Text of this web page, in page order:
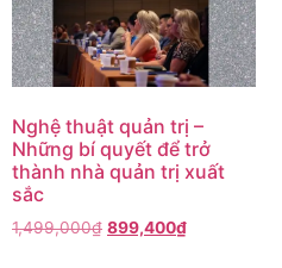
Nghệ thuật quản trị –
Những bí quyết để trở
thành nhà quản trị xuất
sắc
1,499,000₫ 899,400₫